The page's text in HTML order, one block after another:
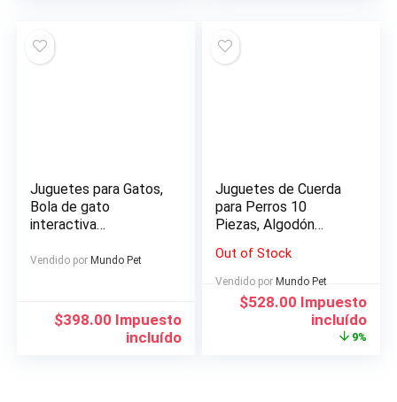
Juguetes para Gatos,
Bola de gato
interactiva
VersiÓN 360 Grados
Recargable USB, Luz
LED Giratoria
Vendido por Mundo Pet
$398.00 Impuesto
incluído
Juguetes de Cuerda
para Perros 10
Piezas, Algodón
Cachorros Incluyendo
Pelota de Cuerda,
Frisbees y Anillo de
Goma
Out of Stock
Vendido por Mundo Pet
El
$528.00El
precio
Impuesto
incluído
9%